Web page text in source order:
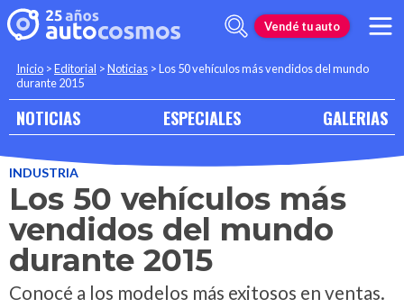
Vendé tu auto
Inicio >Editorial >Noticias >Los 50 vehículos más vendidos del mundo
durante 2015
NOTICIAS ESPECIALES GALERIAS
INDUSTRIA
Los 50 vehículos más
vendidos del mundo
durante 2015
Conocé a los modelos más exitosos en ventas.